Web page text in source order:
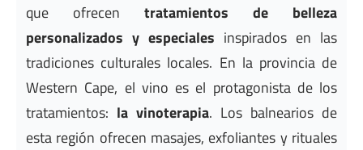
que ofrecen tratamientos de belleza
personalizados y especiales inspirados en las
tradiciones culturales locales. En la provincia de
Western Cape, el vino es el protagonista de los
tratamientos: la vinoterapia. Los balnearios de
esta región ofrecen masajes, exfoliantes y rituales